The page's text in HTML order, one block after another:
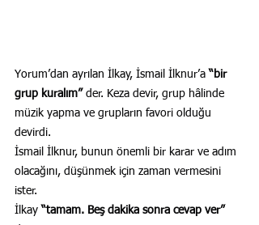
Yorum’dan ayrılan İlkay, İsmail İlknur’a “bir
grup kuralım” der. Keza devir, grup hâlinde
müzik yapma ve grupların favori olduğu
devirdi.
İsmail İlknur, bunun önemli bir karar ve adım
olacağını, düşünmek için zaman vermesini
ister.
İlkay “tamam. Beş dakika sonra cevap ver”